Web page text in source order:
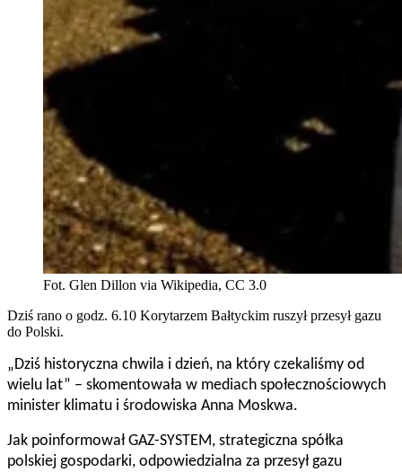
Fot. Glen Dillon via Wikipedia, CC 3.0
Dziś rano o godz. 6.10 Korytarzem Bałtyckim ruszył przesył gazu
do Polski.
„Dziś historyczna chwila i dzień, na który czekaliśmy od
wielu lat” – skomentowała w mediach społecznościowych
minister klimatu i środowiska Anna Moskwa.
Jak poinformował GAZ-SYSTEM, strategiczna spółka
polskiej gospodarki, odpowiedzialna za przesył gazu